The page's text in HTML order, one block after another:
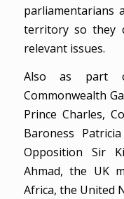
parliamentarians
territory so they
relevant issues.
Also as part
Commonwealth
Prince Charles,
Baroness
Opposition Sir
Ahmad, the UK
Africa, the United